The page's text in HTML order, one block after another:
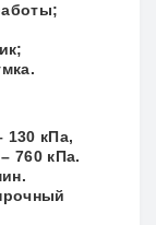
кПа,
760 кПа.